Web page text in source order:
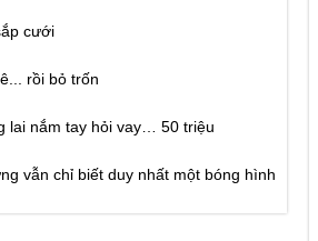
cưới
rồi bỏ trốn
lai nắm tay hỏi vay… 50 triệu
vẫn chỉ biết duy nhất một bóng hình